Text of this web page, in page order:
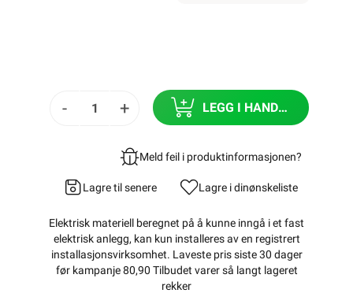
- + LEGG I HANDLEKURV
Meld feil i produktinformasjonen?
Lagre til senere Lagre i dinønskeliste
Elektrisk materiell beregnet på å kunne inngå i et fast
elektrisk anlegg, kan kun installeres av en registrert
installasjonsvirksomhet. Laveste pris siste 30 dager
før kampanje 80,90 Tilbudet varer så langt lageret
rekker